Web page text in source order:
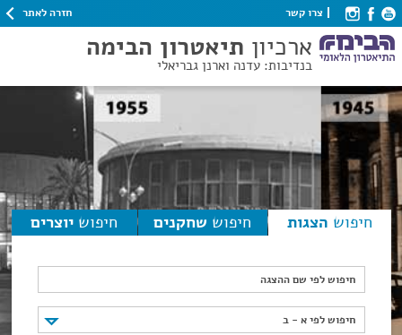
צרו קשר חזרה לאתר
ארכיון תיאטרון הבימה
בנדיבות: עדנה וארנן גבריאלי
חיפוש הצגות חיפוש שחקנים חיפוש יוצרים
חיפוש לפי שם ההצגה
חיפוש לפי א - ב
חיפוש לפי א - ב